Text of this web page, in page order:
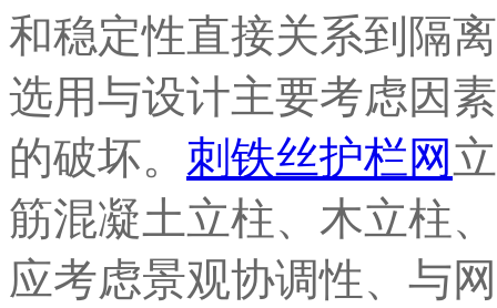
和稳定性直接关系到隔
选用与设计主要考虑因
的破坏。 刺铁丝护栏网
筋混凝土立柱、木立柱
应考虑景观协调性、与